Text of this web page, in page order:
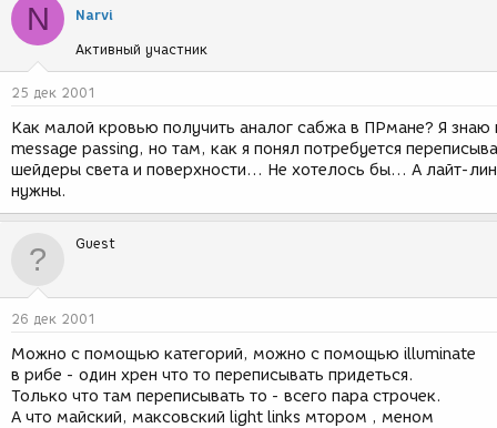
р
т
е
м
ы
с
з
д
а
и
я
N Narvi
Активный участник
25 дек 2001
Как малой кровью получить аналог сабжа в ПРмане? Я знаю
message passing, но там, как я понял потребуется
шейдеры света и поверхности... Не хотелось бы... А лайт-
нужны.
Guest
26 дек 2001
Можно с помощью категорий, можно с помощью illuminate
в рибе - один хрен что то переписывать придеться.
Только что там переписывать то - всего пара строчек.
А что майский, максовский light links мтором , меном